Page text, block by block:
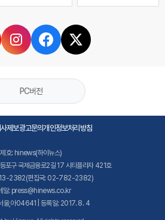
PC버전
제보광고문의개인정보처리방침
제호: hinews(하이뉴스)
포구 국제금융로2길 17 시티플라자 421호
2382(편집국: 02-782-2382)
일: press@hinews.co.kr
울,아04641 | 등록일: 2017. 8. 4